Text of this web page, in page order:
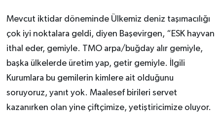
Mevcut iktidar döneminde Ülkemiz deniz taşımacılığı
çok iyi noktalara geldi, diyen Başevirgen, “ESK hayvan
ithal eder, gemiyle. TMO arpa/buğday alır gemiyle,
başka ülkelerde üretim yap, getir gemiyle. İlgili
Kurumlara bu gemilerin kimlere ait olduğunu
soruyoruz, yanıt yok. Maalesef birileri servet
kazanırken olan yine çiftçimize, yetiştiricimize oluyor.